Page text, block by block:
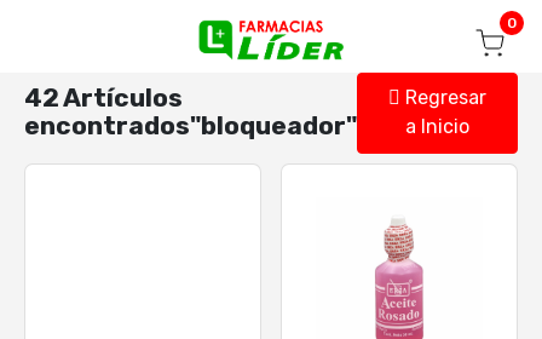
Seguir mi pedido 0
42 Artículos
encontrados"bloqueador"
Regresar
a Inicio